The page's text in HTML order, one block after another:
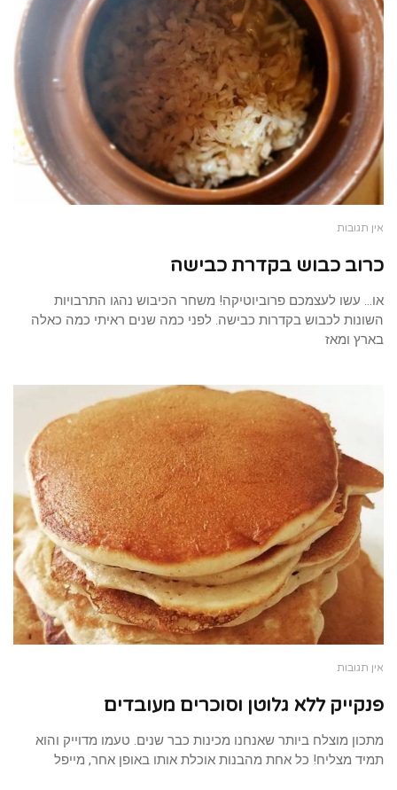
אין תגובות
כרוב כבוש בקדרת כבישה
או… עשו לעצמכם פרוביוטיקה! משחר הכיבוש נהגו התרבויות
השונות לכבוש בקדרות כבישה. לפני כמה שנים ראיתי כמה כאלה
בארץ ומאז
אין תגובות
פנקייק ללא גלוטן וסוכרים מעובדים
מתכון מוצלח ביותר שאנחנו מכינות כבר שנים. טעמו מדוייק והוא
תמיד מצליח! כל אחת מהבנות אוכלת אותו באופן אחר, מייפל